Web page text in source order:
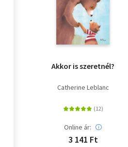
Akkor is szeretnél?
Catherine Leblanc
Online ár:
3 141 Ft